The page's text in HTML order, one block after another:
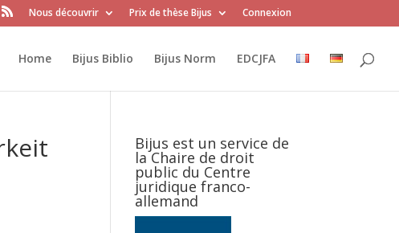
Nous découvrir Prix de thèse Bijus Connexion
Home Bijus Biblio Bijus Norm EDCJFA
Bijus est un service de
la Chaire de droit
public du Centre
juridique franco-
allemand